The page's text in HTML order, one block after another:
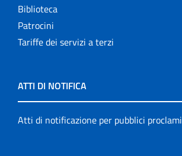
Biblioteca
Patrocini
Tariffe dei servizi a terzi
ATTI DI NOTIFICA
Atti di notificazione per pubblici proclami